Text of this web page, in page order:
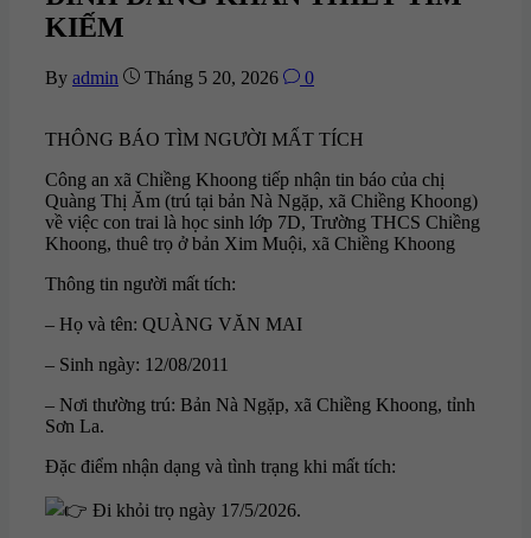
KIẾM
By admin Tháng 5 20, 2026 0
THÔNG BÁO TÌM NGƯỜI MẤT TÍCH
Công an xã Chiềng Khoong tiếp nhận tin báo của chị
Quàng Thị Ăm (trú tại bản Nà Ngặp, xã Chiềng Khoong)
về việc con trai là học sinh lớp 7D, Trường THCS Chiềng
Khoong, thuê trọ ở bản Xim Muội, xã Chiềng Khoong
Thông tin người mất tích:
– Họ và tên: QUÀNG VĂN MAI
– Sinh ngày: 12/08/2011
– Nơi thường trú: Bản Nà Ngặp, xã Chiềng Khoong, tỉnh
Sơn La.
Đặc điểm nhận dạng và tình trạng khi mất tích:
Đi khỏi trọ ngày 17/5/2026.